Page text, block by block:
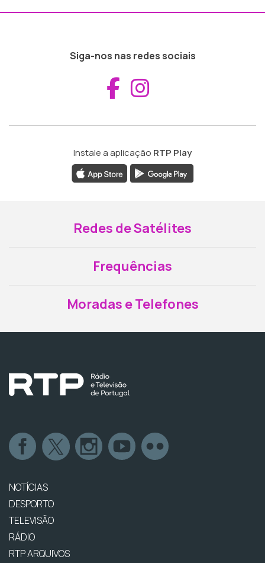
Siga-nos nas redes sociais
Aceder ao
Instale a aplicação RTP Play
Redes de Satélites
Frequências
Moradas e Telefones
NOTÍCIAS
DESPORTO
TELEVISÃO
RÁDIO
RTP ARQUIVOS